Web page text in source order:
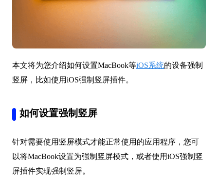
本文将为您介绍如何设置MacBook等iOS系统的设备强制
竖屏，比如使用iOS强制竖屏插件。
如何设置强制竖屏
针对需要使用竖屏模式才能正常使用的应用程序，您可
以将MacBook设置为强制竖屏模式，或者使用iOS强制竖
屏插件实现强制竖屏。